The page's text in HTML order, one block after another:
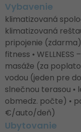
Vybavenie
klimatizovaná
klimatizovaná
pripojenie
fitness •
masáže (za
vodou (jeden pre
slnečnou terasou •
obmedz. počte) •
€/auto/deň)
Ubytovanie